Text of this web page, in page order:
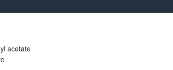
acetate